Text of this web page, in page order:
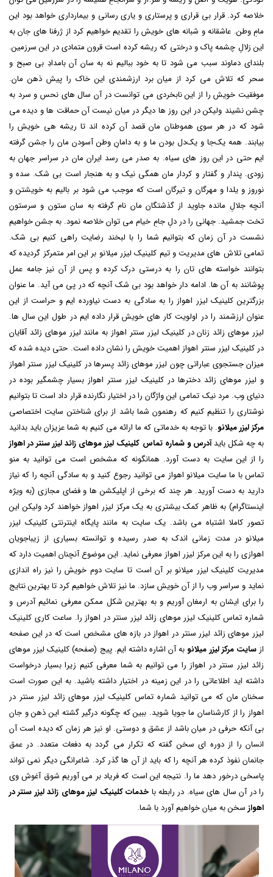
خلاصه کرد. قرار بی قراری و پرستاری و یاری رسانی و بیمارداری خواهد بود این
مامِ وطن. عاشقانه و شبانه های خویش را تقدیم خواهیم کرد از ژرفنا های جان به
این زلالِ چشمه پاک و درختی که ریشه کرده است قرون متمادی در این سرزمین.
بلندای دماوند سبب می شود تا به خود ببالیم نه به سان آن بامدادِ بی صبح و
سحر که تلاش می کرد از میان برد ارزشمندی این خاک را پیش ذهن مان.
موفقیت خویش را از این نابخردی می توانست در آن سال های نحس و سرد به
چشن نشیند ولیکن در این روز ها دیگر در میان نیست آن حماقت ها و دیده می
شود که در هر سوی هموطنان مان قصد آن کرده اند تا ریشه هی خویش را
بیابند. همه یک‌جا و یک‌دل بودن ما و به دامانِ وطن آسودن مان را جشن گرفته
ایم حتی در این روز های سیاه. به صدر می رسد ایران مان در سراسر جهان به
زودی. پندار و گفتار و کردار مان همگی نیک و به هنجار است بی شک. سده و
نوروز و یلدا و مهرگان و تیرگان است که موجب می شود بر بالیم به خویشتن و
آنچه جلالِ مانده جاوید از گذشتگان مان نام گرفته به سان ستون و سرستون
تخت جمشید. جهانی را در دلِ جامِ خیام می توان خلاصه نمود. به جشن خواهیم
نشست در آن زمان که بتوانیم شما را با لبخند رضایت راهی کنیم بی شک.
تمامی تلاش های مدیریت و تیم کلینیک لیزر میلانو بر این امر متمرکز گردیده که
بتوانند خواسته های تان را به درستی درک کرده و پس از آن نیز جامه عمل
پوشانند به آن ها. ادامه دار خواهد بود بی شک آنچه که در پی می آید. ما عنوان
بزرگترین کلینیک لیزر اهواز را به سادگی به دست نیاورده ایم و حراست از این
عنوان ارزشمند را در اولویت کار های خویش قرار داده ایم در طول این سال ها.
لیزر موهای زائد زنان در کلینیک لیزر سنتر اهواز به مانند لیزر موهای زائد آقایان
در کلینیک لیزر سنتر اهواز اهمیت خویش را نشان داده است. حتی دیده شده که
میزان جستجوی عباراتی چون لیزر موهای زائد پسرها در کلینیک لیزر سنتر اهواز
و لیزر موهای زائد دخترها در کلینیک لیزر سنتر اهواز بسیار چشمگیر بوده در
دنیای وب. مرد نیک تمامی این واژگان را در اختیار نگارنده قرار داد است تا بتوانیم
نوشتاری را تنظیم کنیم که رهنمون شما باشد از برای شناختن سایت اختصاصی
مرکز لیزر میلانو. با توجه به خدماتی که ما ارائه می کنیم به شما عزیزان باید بدانید
به چه شکل بایدآدرس و شماره تماس کلینیک لیزر موهای زائد لیزر سنتر در اهواز
را از این سایت به دست آورد. همانگونه که مشخص است می توانید به منو
تماس با ماسایت میلانو اهواز می توانید رجوع کنید و به سادگی آنچه را که نیاز
دارید به دست آورید. هر چند که برخی از اپلیکشن ها و فضای مجازی (به ویژه
اینستاگرام) به ظاهر کمک بیشتری به یک مرکز لیزر اهواز خواهند کرد ولیکن این
تصور کاملا اشتباه می باشد. یک سایت به مانند پایگاه اینترنتی کلینیک لیزر
میلانو در مدت زمانی اندک به صدر رسیده و توانسته بسیاری از زیباجویان
اهوازی را به این مرکز لیزر اهواز معرفی نماید. این موضوع آنچنان اهمیت دارد که
مدیریت کلینیک لیزر میلانو بر آن است تا سایت دوم خویش را نیز راه اندازی
نماید و سراسر وب را از آن خویش سازد. ما نیز تلاش خواهیم کرد تا بهترین نتایج
را برای ایشان به ارمغان آوریم و به بهترین شکل ممکن معرفی نمائیم آدرس و
شماره تماس کلینیک لیزر موهای زائد لیزر سنتر در اهواز را. ساعت کاری کلینیک
لیزر موهای زائد لیزر سنتر در اهواز در بازه های مشخص است که در این صفحه
ازسایت مرکز لیزر میلانو به آن اشاره داشته ایم. پیج (صفحه) کلینیک لیزر موهای
زائد لیزر سنتر در اهواز را می توانیم به شما معرفی کنیم زیرا بسیار درخواست
داشته اید اطلاعاتی را در این زمینه در اختیار داشته باشید. به این صورت است
سخنان مان که می توانید شماره تماس کلینیک لیزر موهای زائد لیزر سنتر در
اهواز را از کارشناسان ما جویا شوید. ببین که چگونه درگیر گشته این ذهن و جان
بی آنکه حرفی در میان باشد از عشق و دوستی. او نیز هر زمان که دیده است آن
انسان را از دوره ای سخن گفته که تکرار می گردد به دفعات متعدد. در عمق
جانمان نفوذ کرده هر آنچه را که باید از آن ها گذر کرد. شاعرانگی دیگر نمی تواند
پاسخی درخور دهد ما را. نتیجه این است که فریاد بر می آوریم شوق آغوش وی
را در آن سال های سیاه. در رابطه با خدمات کلینیک لیزر موهای زائد لیزر سنتر در
اهواز سخن به میان خواهیم آورد با شما.